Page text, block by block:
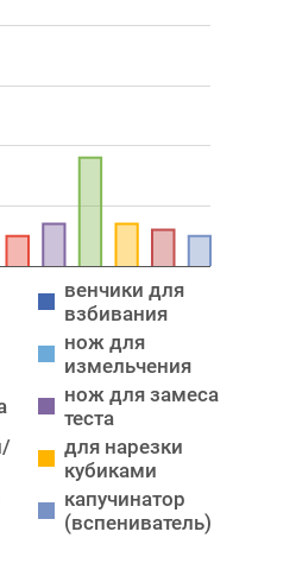
венчики для
взбивания
нож для
измельчения
нож для замеса
теста
для нарезки
кубиками
капучинатор
(вспениватель)